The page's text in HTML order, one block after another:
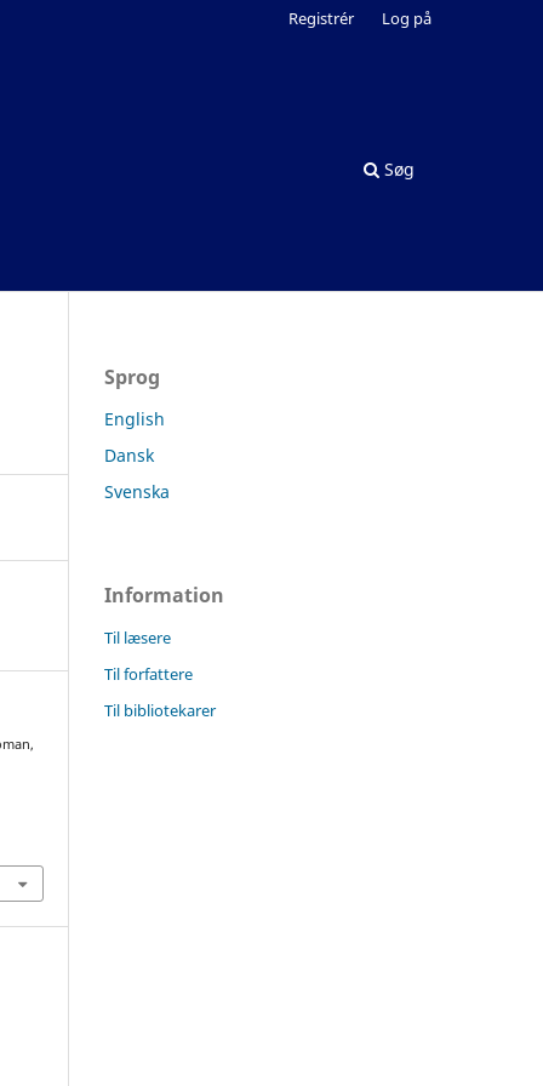
Søg
Registrér Log på
Sprog
English
Dansk
Svenska
Information
Til læsere
Til forfattere
Til bibliotekarer